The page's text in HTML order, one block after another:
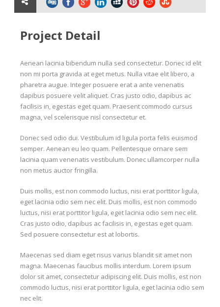
Project Detail
Aenean lacinia bibendum nulla sed consectetur. Donec id elit
non mi porta gravida at eget metus. Nulla vitae elit libero, a
pharetra augue. Integer posuere erat a ante venenatis
dapibus posuere velit aliquet. Cras justo odio, dapibus ac
facilisis in, egestas eget quam. Praesent commodo cursus
magna, vel scelerisque nisl consectetur et.
Donec sed odio dui. Vestibulum id ligula porta felis euismod
semper. Aenean eu leo quam. Pellentesque ornare sem
lacinia quam venenatis vestibulum. Donec ullamcorper nulla
non metus auctor fringilla.
Duis mollis, est non commodo luctus, nisi erat porttitor ligula,
eget lacinia odio sem nec elit. Duis mollis, est non commodo
luctus, nisi erat porttitor ligula, eget lacinia odio sem nec elit.
Cras justo odio, dapibus ac facilisis in, egestas eget quam.
Sed posuere consectetur est at lobortis.
Maecenas sed diam eget risus varius blandit sit amet non
magna. Maecenas faucibus mollis interdum. Lorem ipsum
dolor sit amet, consectetur adipiscing elit. Duis mollis, est non
commodo luctus, nisi erat porttitor ligula, eget lacinia odio sem
nec elit.